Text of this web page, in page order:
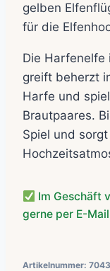
gelben
für die
Die Harfenelfe
greift beherzt
Harfe und
Brautpaares.
Spiel und
Im Geschäft
gerne per E-
Artikelnummer: